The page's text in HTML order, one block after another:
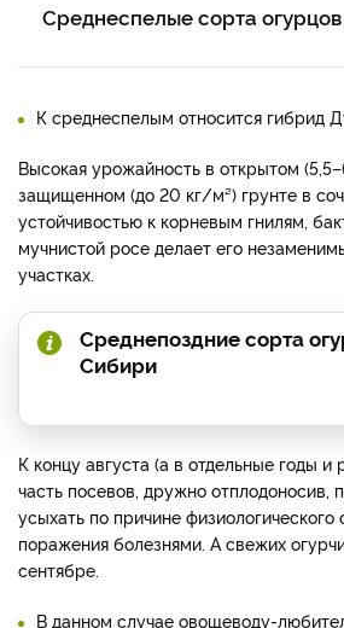
Среднеспелые сорта
К среднеспелым относится гибрид
Высокая урожайность в открытом
защищенном (до 20 кг/м²) грунте в
устойчивостью к корневым гнилям,
мучнистой росе делает его
участках.
Среднепоздние сорта
Сибири
К концу августа (а в отдельные годы и
часть посевов, дружно отплодоносив,
усыхать по причине физиологического
поражения болезнями. А свежих
сентябре.
В данном случае овощеводу-